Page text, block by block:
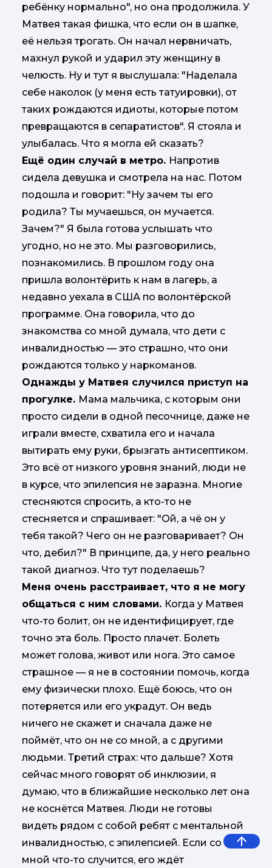
ребёнку нормально", но она продолжила. У
Матвея такая фишка, что если он в шапке,
её нельзя трогать. Он начал нервничать,
махнул рукой и ударил эту женщину в
челюсть. Ну и тут я выслушала: "Наделала
себе наколок (у меня есть татуировки), от
таких рождаются идиоты, которые потом
превращаются в сепаратистов". Я стояла и
улыбалась. Что я могла ей сказать?
Ещё один случай в метро. Напротив
сидела девушка и смотрела на нас. Потом
подошла и говорит: "Ну зачем ты его
родила? Ты мучаешься, он мучается.
Зачем?" Я была готова услышать что
угодно, но не это. Мы разговорились,
познакомились. В прошлом году она
пришла волонтёрить к нам в лагерь, а
недавно уехала в США по волонтёрской
программе. Она говорила, что до
знакомства со мной думала, что дети с
инвалидностью — это страшно, что они
рождаются только у наркоманов.
Однажды у Матвея случился приступ на
прогулке. Мама мальчика, с которым они
просто сидели в одной песочнице, даже не
играли вместе, схватила его и начала
вытирать ему руки, брызгать антисептиком.
Это всё от низкого уровня знаний, люди не
в курсе, что эпилепсия не заразна. Многие
стесняются спросить, а кто-то не
стесняется и спрашивает: "Ой, а чё он у
тебя такой? Чего он не разговаривает? Он
что, дебил?" В принципе, да, у него реально
такой диагноз. Что тут поделаешь?
Меня очень расстраивает, что я не могу
общаться с ним словами. Когда у Матвея
что-то болит, он не идентифицирует, где
точно эта боль. Просто плачет. Болеть
может голова, живот или нога. Это самое
страшное — я не в состоянии помочь, когда
ему физически плохо. Ещё боюсь, что он
потеряется или его украдут. Он ведь
ничего не скажет и сначала даже не
поймёт, что он не со мной, а с другими
людьми. Третий страх: что дальше? Хотя
сейчас много говорят об инклюзии, я
думаю, что в ближайшие несколько лет она
не коснётся Матвея. Люди не готовы
видеть рядом с собой ребят с ментальной
инвалидностью, с эпилепсией. Если со
мной что-то случится, его ждёт